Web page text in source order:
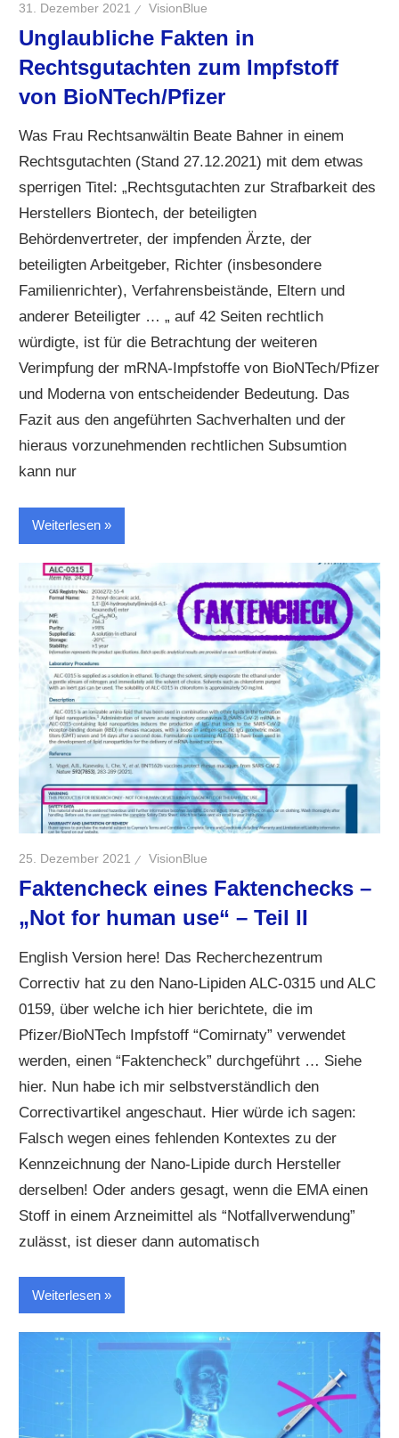
31. Dezember 2021 VisionBlue
Unglaubliche Fakten in
Rechtsgutachten zum Impfstoff
von BioNTech/Pfizer
Was Frau Rechtsanwältin Beate Bahner in einem
Rechtsgutachten (Stand 27.12.2021) mit dem etwas
sperrigen Titel: „Rechtsgutachten zur Strafbarkeit des
Herstellers Biontech, der beteiligten
Behördenvertreter, der impfenden Ärzte, der
beteiligten Arbeitgeber, Richter (insbesondere
Familienrichter), Verfahrensbeistände, Eltern und
anderer Beteiligter … „ auf 42 Seiten rechtlich
würdigte, ist für die Betrachtung der weiteren
Verimpfung der mRNA-Impfstoffe von BioNTech/Pfizer
und Moderna von entscheidender Bedeutung. Das
Fazit aus den angeführten Sachverhalten und der
hieraus vorzunehmenden rechtlichen Subsumtion
kann nur
Weiterlesen
25. Dezember 2021 VisionBlue
Faktencheck eines Faktenchecks –
„Not for human use“ – Teil II
English Version here! Das Recherchezentrum
Correctiv hat zu den Nano-Lipiden ALC-0315 und ALC
0159, über welche ich hier berichtete, die im
Pfizer/BioNTech Impfstoff “Comirnaty” verwendet
werden, einen “Faktencheck” durchgeführt … Siehe
hier. Nun habe ich mir selbstverständlich den
Correctivartikel angeschaut. Hier würde ich sagen:
Falsch wegen eines fehlenden Kontextes zu der
Kennzeichnung der Nano-Lipide durch Hersteller
derselben! Oder anders gesagt, wenn die EMA einen
Stoff in einem Arzneimittel als “Notfallverwendung”
zulässt, ist dieser dann automatisch
Weiterlesen